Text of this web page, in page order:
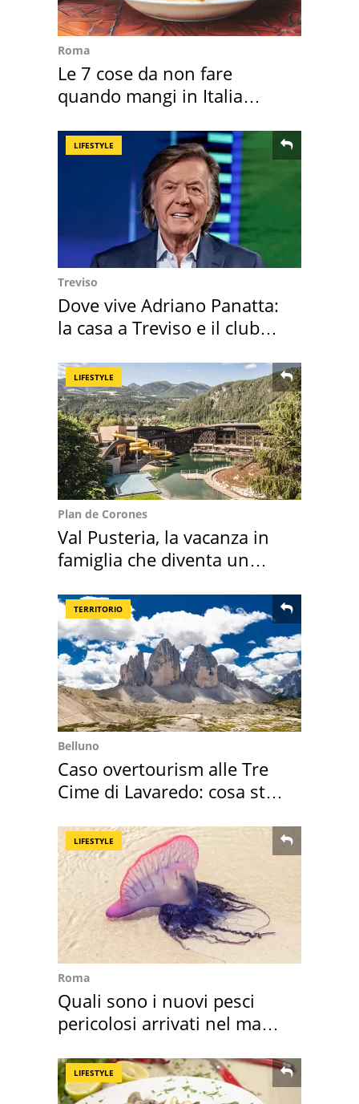
Roma
Le 7 cose da non fare
quando mangi in Italia
LIFESTYLE
Treviso
Dove vive Adriano Panatta:
la casa a Treviso e il club
LIFESTYLE
Plan de Corones
Val Pusteria, la vacanza in
famiglia che diventa un
TERRITORIO
Belluno
Caso overtourism alle Tre
Cime di Lavaredo: cosa sta
LIFESTYLE
Roma
Quali sono i nuovi pesci
pericolosi arrivati nel mar
LIFESTYLE